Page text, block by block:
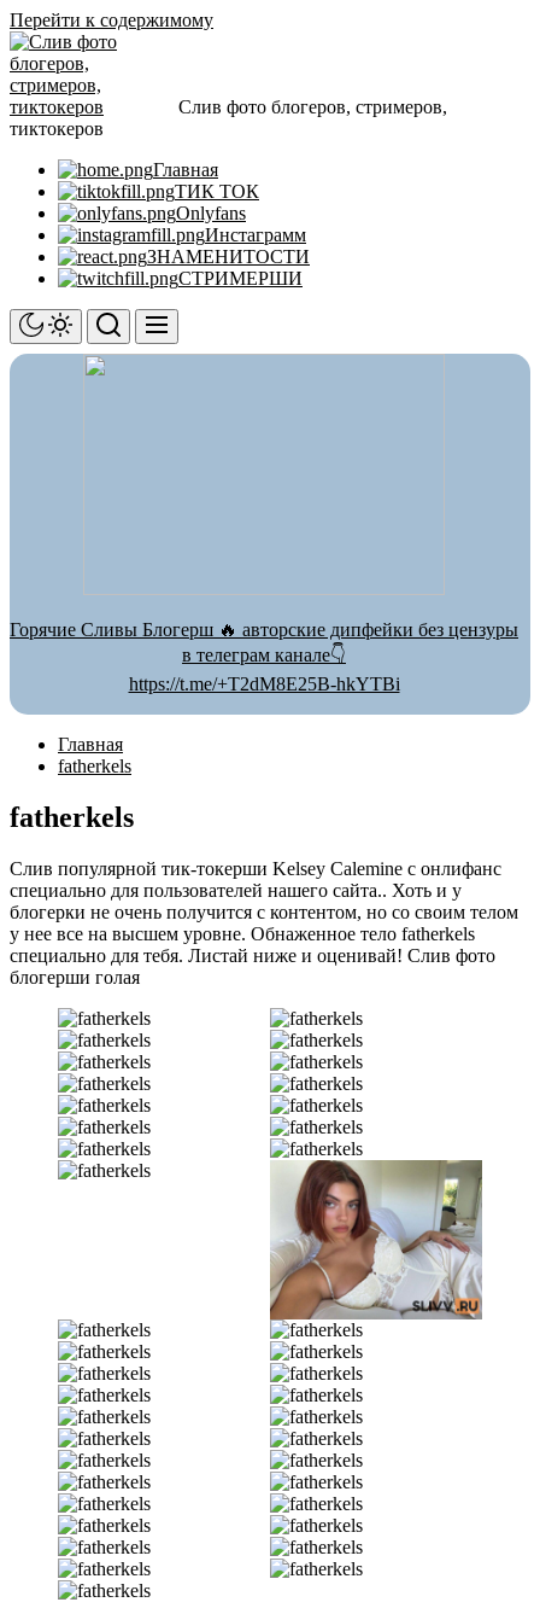
Перейти к содержимому
Слив фото блогеров, стримеров,
тиктокеров
Главная
ТИК ТОК
Onlyfans
Инстаграмм
ЗНАМЕНИТОСТИ
СТРИМЕРШИ
Горячие Сливы Блогерш 🔥 авторские дипфейки без цензуры
в телеграм канале👇
https://t.me/+T2dM8E25B-hkYTBi
Главная
fatherkels
fatherkels
Слив популярной тик-токерши Kelsey Calemine с онлифанс
специально для пользователей нашего сайта.. Хоть и у
блогерки не очень получится с контентом, но со своим телом
у нее все на высшем уровне. Обнаженное тело fatherkels
специально для тебя. Листай ниже и оценивай! Слив фото
блогерши голая